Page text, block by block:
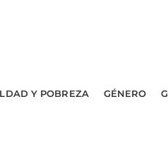
Y POBREZA GÉNERO